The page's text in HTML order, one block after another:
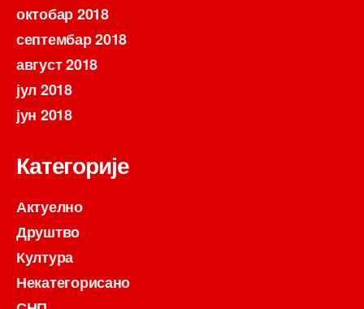
октобар 2018
септембар 2018
август 2018
јул 2018
јун 2018
Категорије
Актуелно
Друштво
Култура
Некатегорисано